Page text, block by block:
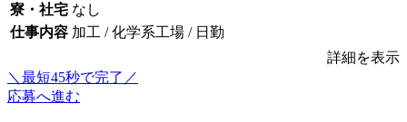
寮・社宅 なし
仕事内容 加工 / 化学系工場 / 日勤
詳細を表示
＼最短45秒で完了／
応募へ進む